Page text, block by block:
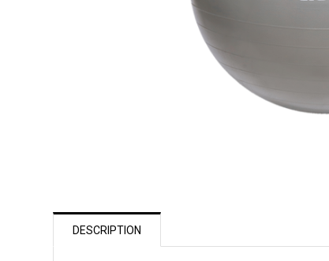
DESCRIPTION